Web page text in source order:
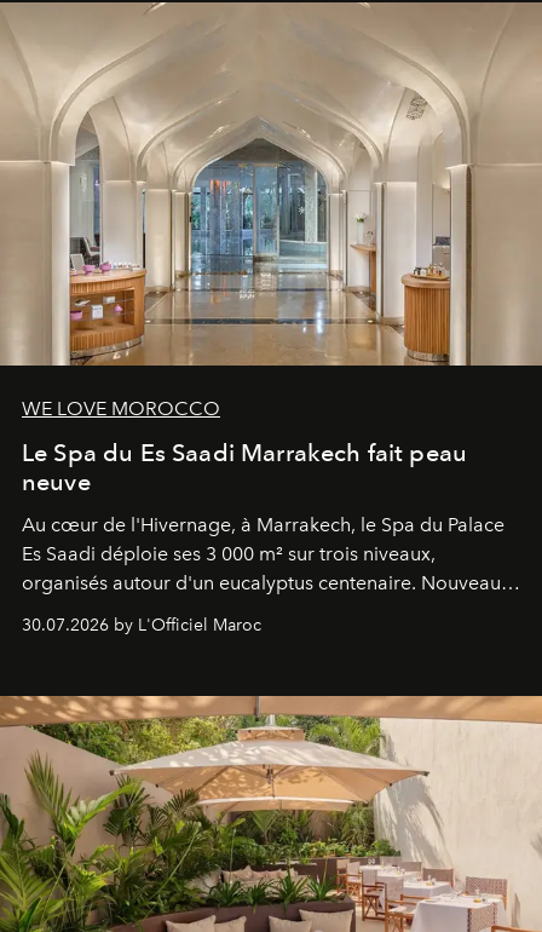
WE LOVE MOROCCO
Le Spa du Es Saadi Marrakech fait peau
neuve
Au cœur de l'Hivernage, à Marrakech, le Spa du Palace
Es Saadi déploie ses 3 000 m² sur trois niveaux,
organisés autour d'un eucalyptus centenaire. Nouveau
Lobby Bien-Être et Beauté, exclusivité mondiale en
neuro-cosmétique, parcours thermal et studio dédié au
entièreté, entre science des émotions et rituels
reposants.
30.07.2026 by L'Officiel Maroc